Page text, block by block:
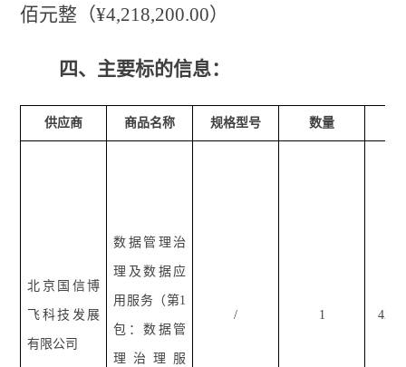
佰元整（¥4,218,200.00）
四、主要标的信息：
供应商 商品名称 规格型号 数量
北京国信博
飞科技发展
有限公司
数据管理治
理及数据应
用服务（第1
包：数据管
理治理服
/ 1